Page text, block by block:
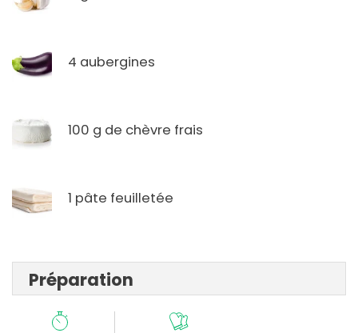
4 aubergines
100 g de chèvre frais
1 pâte feuilletée
Préparation